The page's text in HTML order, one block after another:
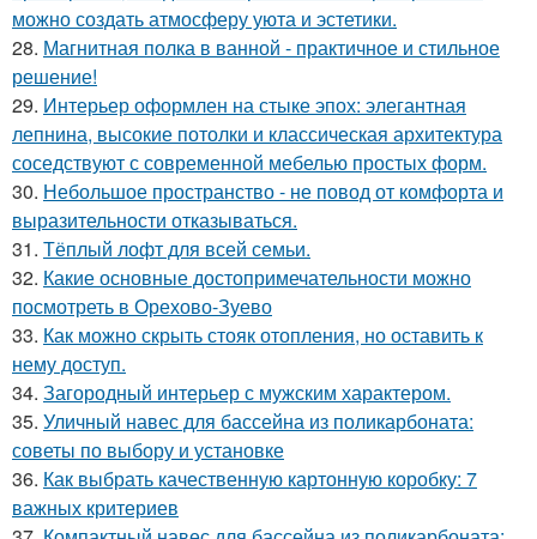
можно создать атмосферу уюта и эстетики.
28. Магнитная полка в ванной - практичное и стильное
решение!
29. Интерьер оформлен на стыке эпох: элегантная
лепнина, высокие потолки и классическая архитектура
соседствуют с современной мебелью простых форм.
30. Небольшое пространство - не повод от комфорта и
выразительности отказываться.
31. Тёплый лофт для всей семьи.
32. Какие основные достопримечательности можно
посмотреть в Орехово-Зуево
33. Как можно скрыть стояк отопления, но оставить к
нему доступ.
34. Загородный интерьер с мужским характером.
35. Уличный навес для бассейна из поликарбоната:
советы по выбору и установке
36. Как выбрать качественную картонную коробку: 7
важных критериев